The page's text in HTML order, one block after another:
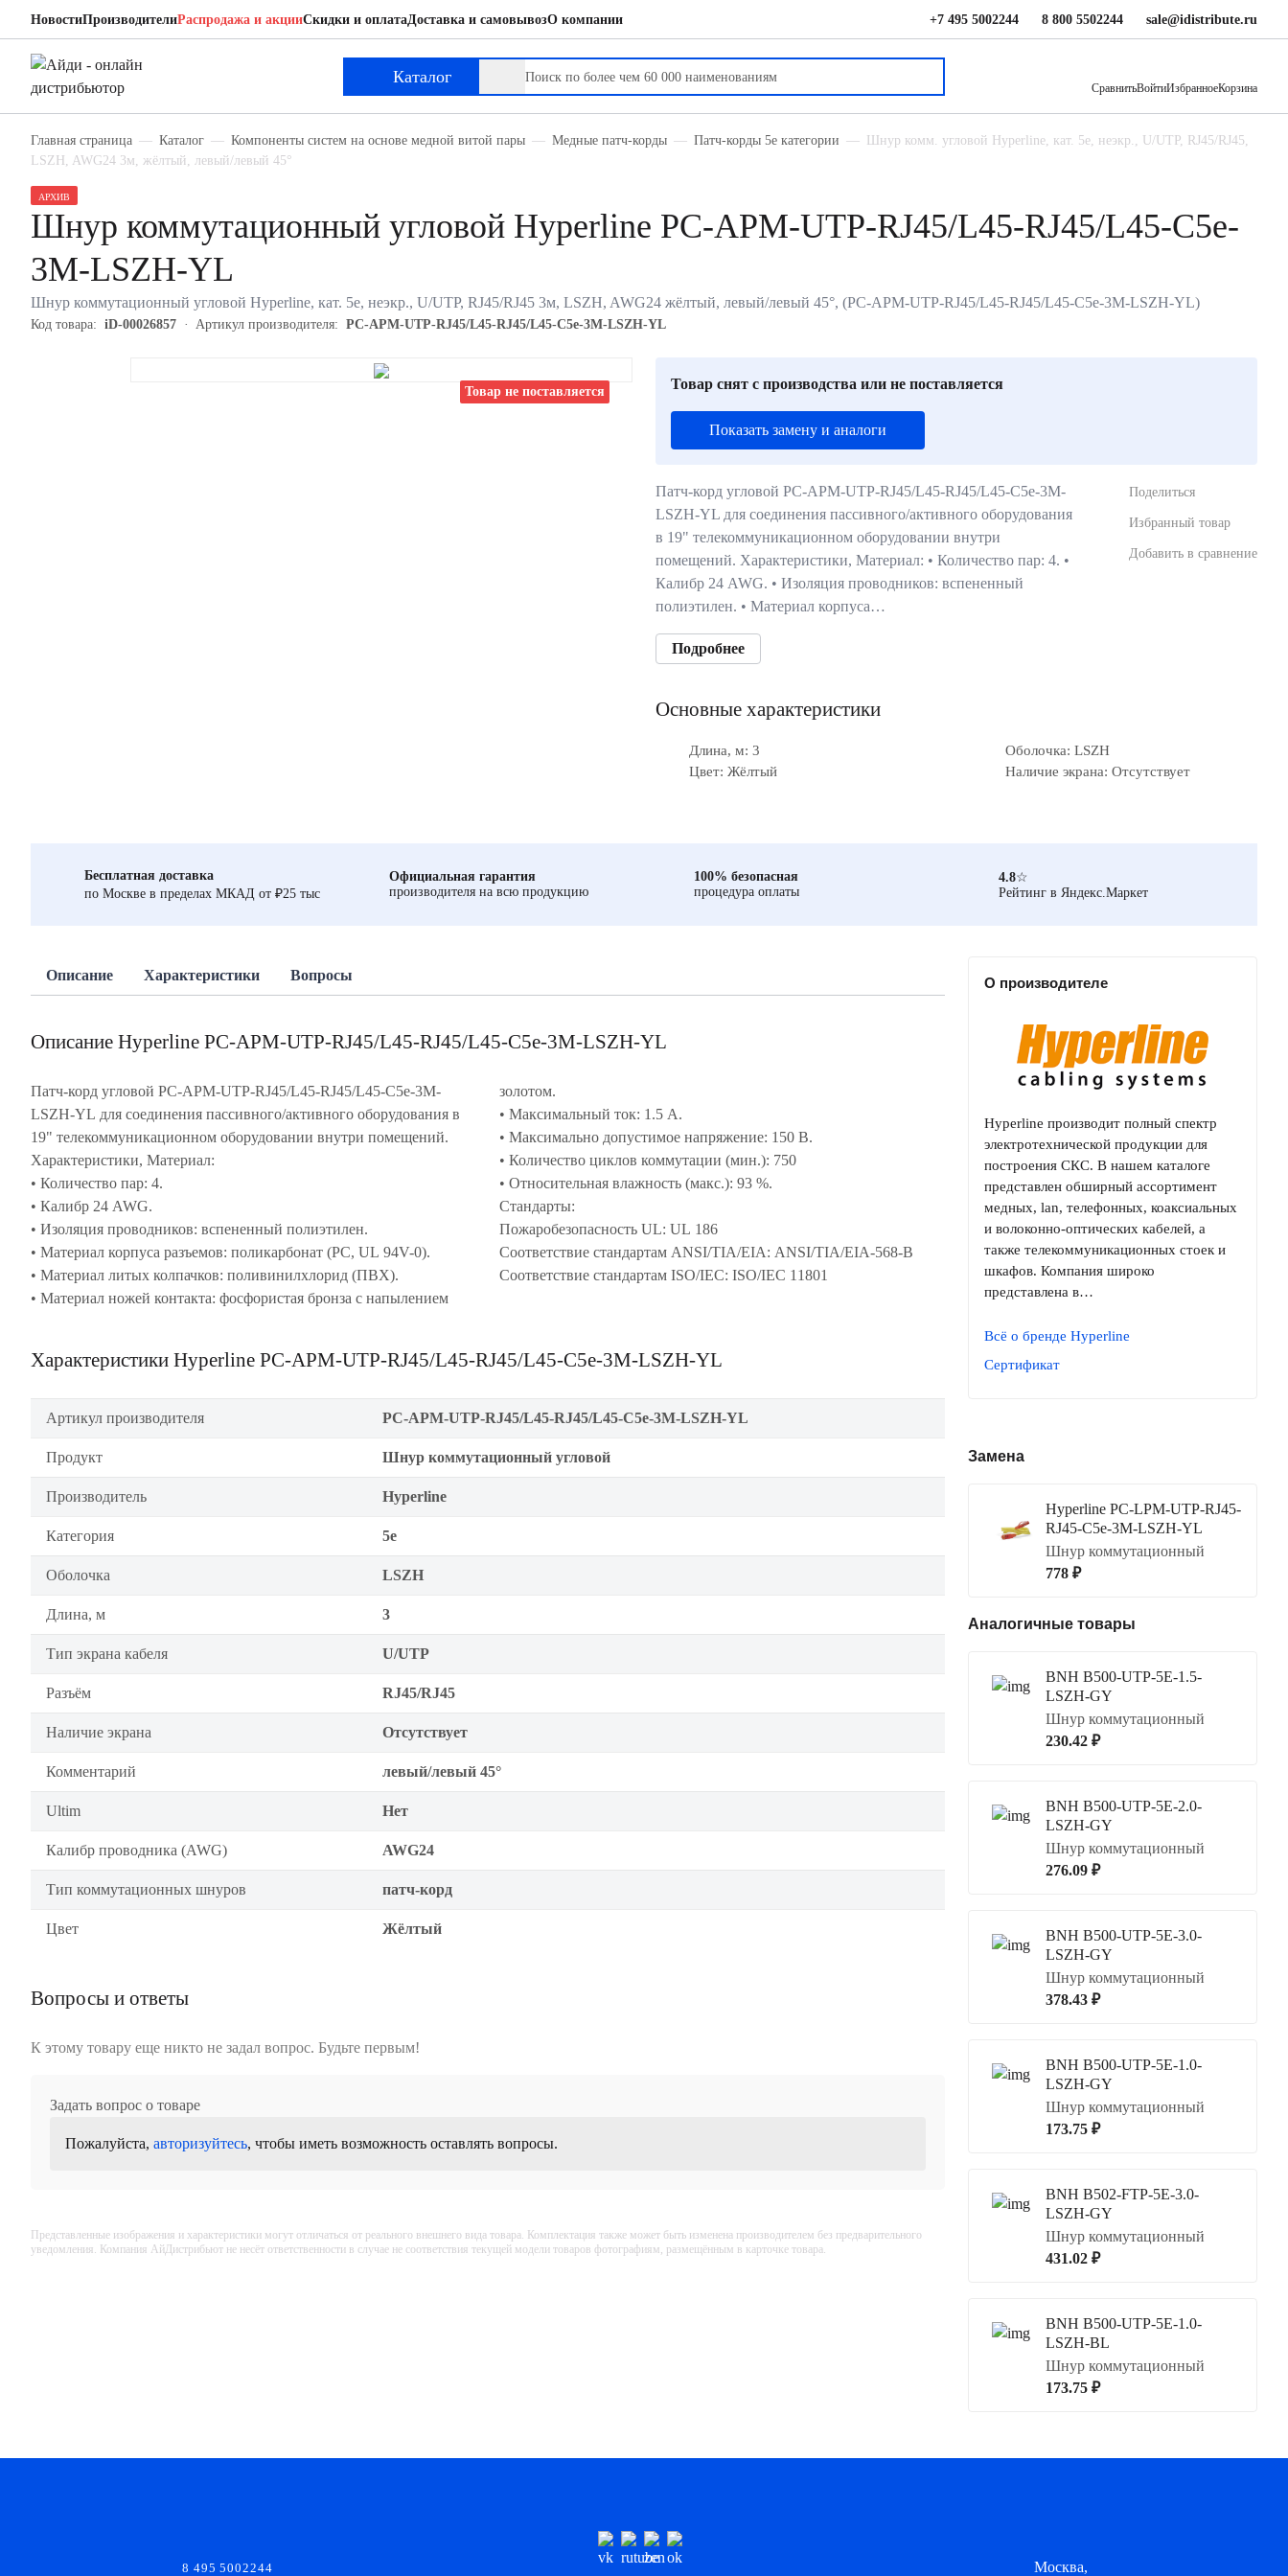
НовостиПроизводителиРаспродажа и акцииСкидки и оплатаДоставка и самовывозО компании +7 495 5002244 8 800 5502244 sale@idistribute.ru
Каталог
СравнитьВойтиИзбранноеКорзина
Главная страница Каталог Компоненты систем на основе медной витой пары Медные патч-корды Патч-корды 5е категории
Шнур комм. угловой Hyperline, кат. 5е, неэкр., U/UTP, RJ45/RJ45,
LSZH, AWG24 3м, жёлтый, левый/левый 45°
Товар не поставляется
АРХИВ
Шнур коммутационный угловой Hyperline PC-APM-UTP-RJ45/L45-RJ45/L45-C5e-
3M-LSZH-YL
Шнур коммутационный угловой Hyperline, кат. 5е, неэкр., U/UTP, RJ45/RJ45 3м, LSZH, AWG24 жёлтый, левый/левый 45°, (PC-APM-UTP-RJ45/L45-RJ45/L45-C5e-3M-LSZH-YL)
Код товара: iD-00026857 Артикул производителя: PC-APM-UTP-RJ45/L45-RJ45/L45-C5e-3M-LSZH-YL
Товар снят с производства или не поставляется
Показать замену и аналоги
Патч-корд угловой PC-APM-UTP-RJ45/L45-RJ45/L45-C5e-3M-
LSZH-YL для соединения пассивного/активного оборудования
в 19" телекоммуникационном оборудовании внутри
помещений. Характеристики, Материал: • Количество пар: 4. •
Калибр 24 AWG. • Изоляция проводников: вспененный
полиэтилен. • Материал корпуса…
Подробнее
Поделиться
Избранный товар
Добавить в сравнение
Основные характеристики
Длина, м: 3
Оболочка: LSZH
Цвет: Жёлтый
Наличие экрана: Отсутствует
Бесплатная доставка
по Москве в пределах МКАД от ₽25 тыс
Официальная гарантия
производителя на всю продукцию
100% безопасная
процедура оплаты
4.8☆
Рейтинг в Яндекс.Маркет
Описание Характеристики Вопросы
Описание Hyperline PC-APM-UTP-RJ45/L45-RJ45/L45-C5e-3M-LSZH-YL
Патч-корд угловой PC-APM-UTP-RJ45/L45-RJ45/L45-C5e-3M-
LSZH-YL для соединения пассивного/активного оборудования в
19" телекоммуникационном оборудовании внутри помещений.
Характеристики, Материал:
• Количество пар: 4.
• Калибр 24 AWG.
• Изоляция проводников: вспененный полиэтилен.
• Материал корпуса разъемов: поликарбонат (PC, UL 94V-0).
• Материал литых колпачков: поливинилхлорид (ПВХ).
• Материал ножей контакта: фосфористая бронза с напылением
золотом.
• Максимальный ток: 1.5 А.
• Максимально допустимое напряжение: 150 В.
• Количество циклов коммутации (мин.): 750
• Относительная влажность (макс.): 93 %.
Стандарты:
Пожаробезопасность UL: UL 186
Соответствие стандартам ANSI/TIA/EIA: ANSI/TIA/EIA-568-B
Соответствие стандартам ISO/IEC: ISO/IEC 11801
Характеристики Hyperline PC-APM-UTP-RJ45/L45-RJ45/L45-C5e-3M-LSZH-YL
Артикул производителя PC-APM-UTP-RJ45/L45-RJ45/L45-C5e-3M-LSZH-YL
Продукт Шнур коммутационный угловой
Производитель Hyperline
Категория 5е
Оболочка LSZH
Длина, м 3
Тип экрана кабеля U/UTP
Разъём RJ45/RJ45
Наличие экрана Отсутствует
Комментарий левый/левый 45°
Ultim Нет
Калибр проводника (AWG) AWG24
Тип коммутационных шнуров патч-корд
Цвет Жёлтый
Вопросы и ответы
К этому товару еще никто не задал вопрос. Будьте первым!
Задать вопрос о товаре
Пожалуйста, авторизуйтесь, чтобы иметь возможность оставлять вопросы.
Представленные изображения и характеристики могут отличаться от реального внешнего вида товара. Комплектация также может быть изменена производителем без предварительного
уведомления. Компания АйДистрибьют не несёт ответственности в случае не соответствия текущей модели товаров фотографиям, размещённым в карточке товара.
О производителе
Hyperline производит полный спектр
электротехнической продукции для
построения СКС. В нашем каталоге
представлен обширный ассортимент
медных, lan, телефонных, коаксиальных
и волоконно-оптических кабелей, а
также телекоммуникационных стоек и
шкафов. Компания широко
представлена в…
Всё о бренде Hyperline
Сертификат
Замена
Hyperline PC-LPM-UTP-RJ45-
RJ45-C5e-3M-LSZH-YL
Шнур коммутационный
778 ₽
Аналогичные товары
BNH B500-UTP-5E-1.5-
LSZH-GY
Шнур коммутационный
230.42 ₽
BNH B500-UTP-5E-2.0-
LSZH-GY
Шнур коммутационный
276.09 ₽
BNH B500-UTP-5E-3.0-
LSZH-GY
Шнур коммутационный
378.43 ₽
BNH B500-UTP-5E-1.0-
LSZH-GY
Шнур коммутационный
173.75 ₽
BNH B502-FTP-5E-3.0-
LSZH-GY
Шнур коммутационный
431.02 ₽
BNH B500-UTP-5E-1.0-
LSZH-BL
Шнур коммутационный
173.75 ₽
Hyperline PC-APM-UTP-RJ45/L45-RJ45/L45-C5e-3M-LSZH-YL
Шнур коммутационный угловой
8 495 5002244 Москва,